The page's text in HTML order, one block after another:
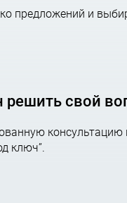
предложений и
решить свой
консультацию
ключ”.